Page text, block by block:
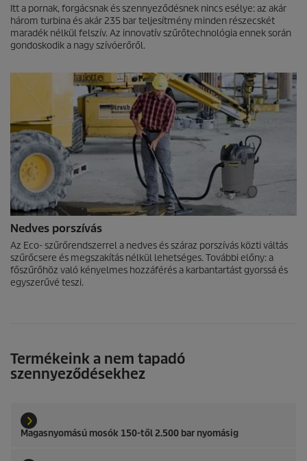
Itt a pornak, forgácsnak és szennyeződésnek nincs esélye: az akár
három turbina és akár 235 bar teljesítmény minden részecskét
maradék nélkül felszív. Az innovatív szűrőtechnológia ennek során
gondoskodik a nagy szívóerőről.
Nedves porszívás
Az Eco- szűrőrendszerrel a nedves és száraz porszívás közti váltás
szűrőcsere és megszakítás nélkül lehetséges. További előny: a
főszűrőhöz való kényelmes hozzáférés a karbantartást gyorssá és
egyszerűvé teszi.
Termékeink a nem tapadó
szennyeződésekhez
Magasnyomású mosók 150-től 2.500 bar nyomásig